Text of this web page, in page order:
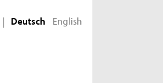
| Deutsch English